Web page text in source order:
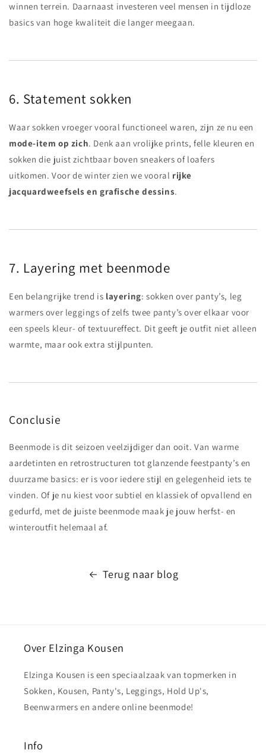
winnen terrein. Daarnaast investeren veel mensen in tijdloze
basics van hoge kwaliteit die langer meegaan.
6. Statement sokken
Waar sokken vroeger vooral functioneel waren, zijn ze nu een
mode-item op zich. Denk aan vrolijke prints, felle kleuren en
sokken die juist zichtbaar boven sneakers of loafers
uitkomen. Voor de winter zien we vooral rijke
jacquardweefsels en grafische dessins.
7. Layering met beenmode
Een belangrijke trend is layering: sokken over panty’s, leg
warmers over leggings of zelfs twee panty’s over elkaar voor
een speels kleur- of textuureffect. Dit geeft je outfit niet alleen
warmte, maar ook extra stijlpunten.
Conclusie
Beenmode is dit seizoen veelzijdiger dan ooit. Van warme
aardetinten en retrostructuren tot glanzende feestpanty’s en
duurzame basics: er is voor iedere stijl en gelegenheid iets te
vinden. Of je nu kiest voor subtiel en klassiek of opvallend en
gedurfd, met de juiste beenmode maak je jouw herfst- en
winteroutfit helemaal af.
Terug naar blog
Over Elzinga Kousen
Elzinga Kousen is een speciaalzaak van topmerken in
Sokken, Kousen, Panty's, Leggings, Hold Up's,
Beenwarmers en andere online beenmode!
Info